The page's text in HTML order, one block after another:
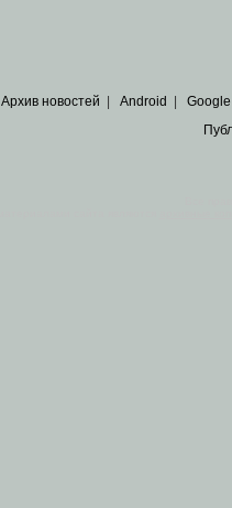
Архив новостей Android Google